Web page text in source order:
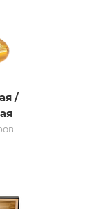
/